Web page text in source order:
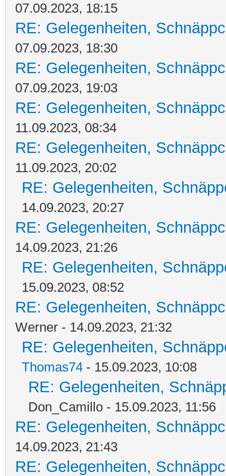
07.09.2023, 18:15
RE: Gelegenheiten,
07.09.2023, 18:30
RE: Gelegenheiten,
07.09.2023, 19:03
RE: Gelegenheiten,
11.09.2023, 08:34
RE: Gelegenheiten,
11.09.2023, 20:02
RE: Gelegenheiten,
14.09.2023, 20:27
RE: Gelegenheiten,
14.09.2023, 21:26
RE: Gelegenheiten,
15.09.2023, 08:52
RE: Gelegenheiten,
Werner - 14.09.2023, 21:32
RE: Gelegenheiten,
Thomas74 - 15.09.2023, 10:08
RE: Gelegenheiten,
Don_Camillo - 15.09.2023, 11:56
RE: Gelegenheiten,
14.09.2023, 21:43
RE: Gelegenheiten,